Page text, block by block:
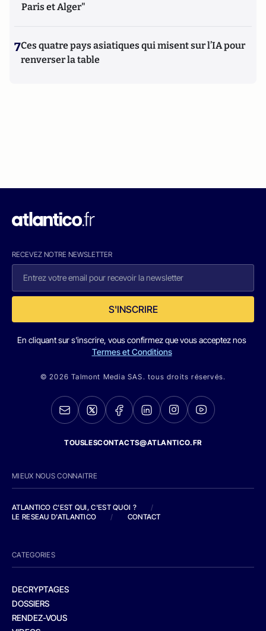
Paris et Alger"
7Ces quatre pays asiatiques qui misent sur l’IA pour
renverser la table
RECEVEZ NOTRE NEWSLETTER
S'INSCRIRE
En cliquant sur s'inscrire, vous confirmez que vous acceptez nos
Termes et Conditions
© 2026 Talmont Media SAS. tous droits réservés.
TOUSLESCONTACTS@ATLANTICO.FR
MIEUX NOUS CONNAITRE
ATLANTICO C'EST QUI, C'EST QUOI ?
/
LE RESEAU D'ATLANTICO
/ CONTACT
CATEGORIES
DECRYPTAGES
DOSSIERS
RENDEZ-VOUS